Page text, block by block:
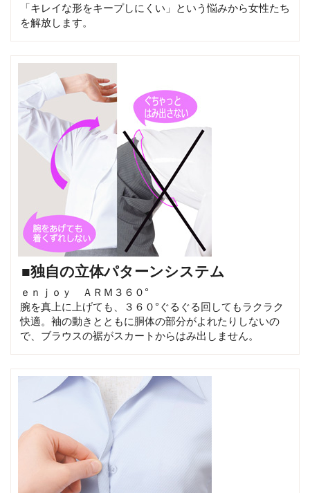
「キレイな形をキープしにくい」という悩みから女性たち
を解放します。
■独自の立体パターンシステム
ｅｎｊｏｙ ＡＲＭ３６０°
腕を真上に上げても、３６０°ぐるぐる回してもラクラク
快適。袖の動きとともに胴体の部分がよれたりしないの
で、ブラウスの裾がスカートからはみ出しません。